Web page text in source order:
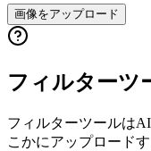
画像をアップロード
フィルターツ
フィルターツールは
こかにアップロード